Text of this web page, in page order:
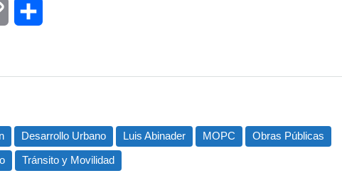
Copy
Desarrollo Urbano Luis Abinader MOPC
Obras Públicas
Tránsito y Movilidad